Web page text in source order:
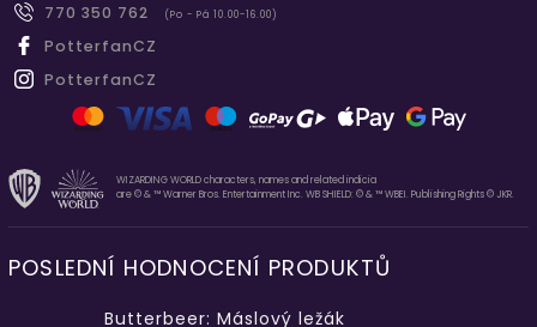
770 350 762
(Po - Pá 10.00-16.00)
PotterfanCZ
PotterfanCZ
WIZARDING WORLD characters, names and related indicia
are © & ™ Warner Bros. Entertainment Inc. WB SHIELD: © & ™ WBEI. Publishing Rights © JKR.
POSLEDNÍ HODNOCENÍ PRODUKTŮ
Butterbeer: Máslový ležák